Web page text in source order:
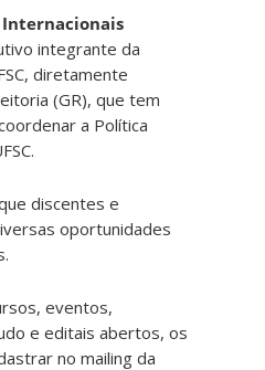
Internacionais
integrante da
diretamente
(GR), que tem
a Política
discentes e
oportunidades
eventos,
e editais abertos, os
no mailing da